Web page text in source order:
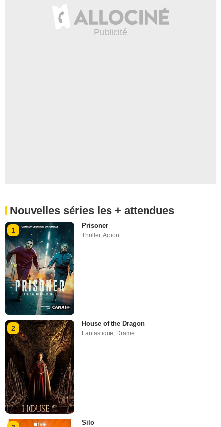
Nouvelles séries les + attendues
1
Prisoner
Thriller,Action
2
House of the Dragon
Fantastique, Drame
Silo